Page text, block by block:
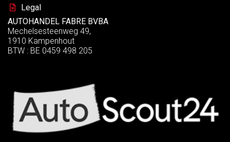
Legal
AUTOHANDEL FABRE BVBA
Mechelsesteenweg 49,
1910 Kampenhout
BTW : BE 0459 498 205